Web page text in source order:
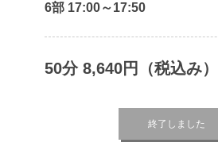
6部 17:00～17:50
50分 8,640円（税込み）
終了しました